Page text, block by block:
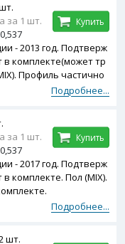
- 2013 год. Подтверж
в комплекте(может тр
Профиль частично
Подробнее...
за 1 шт.
Купить
- 2017 год. Подтверж
комплекте. Пол (MIX).
Подробнее...
за 1 шт.
Купить
шт.